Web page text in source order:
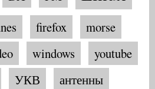
firefox
morse
windows
youtube
УКВ
антенны